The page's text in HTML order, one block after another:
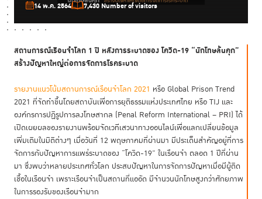
14 พ.ค. 2564 7,430 Number of visitors
สถานการณ์เรือนจำโลก 1 ปี หลังการระบาดของ โควิด-19 “นักโทษล้นคุก”
สร้างปัญหาใหญ่ต่อการจัดการโรคระบาด
รายงานแนวโน้มสถานการณ์เรือนจำโลก 2021 หรือ Global Prison Trend
2021 ที่จัดทำขึ้นโดยสถาบันเพื่อการยุติธรรมแห่งประเทศไทย หรือ TIJ และ
องค์กรการปฏิรูปการลงโทษสากล (Penal Reform International – PRI) ได้
เปิดเผยผลของรายงานพร้อมจัดเวทีเสวนาทางออนไลน์เพื่อแลกเปลี่ยนข้อมูล
เพิ่มเติมในมิติต่างๆ เมื่อวันที่ 12 พฤษภาคมที่ผ่านมา มีประเด็นสำคัญอยู่ที่การ
จัดการกับปัญหาการแพร่ระบาดของ “โควิด-19” ในเรือนจำ ตลอด 1 ปีที่ผ่าน
มา ซึ่งพบว่าหลายประเทศทั่วโลก ประสบปัญหาในการจัดการปัญหาเมื่อมีผู้ติด
เชื้อในเรือนจำ เพราะเรือนจำเป็นสถานที่แออัด มีจำนวนนักโทษสูงกว่าศักยภาพ
ในการรองรับของเรือนจำมาก